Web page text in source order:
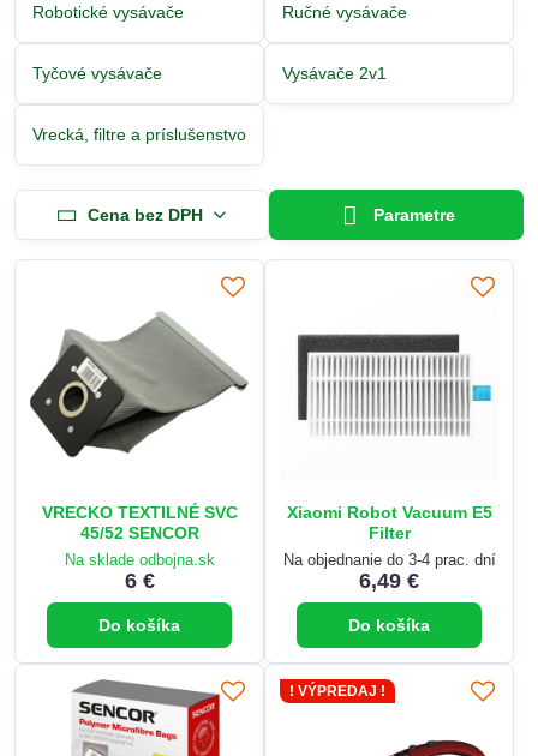
Robotické vysávače Ručné vysávače
Tyčové vysávače Vysávače 2v1
Vrecká, filtre a príslušenstvo
Cena bez DPH Parametre
VRECKO TEXTILNÉ SVC
45/52 SENCOR
Na sklade odbojna.sk
6 €
Do košíka
Xiaomi Robot Vacuum E5
Filter
Na objednanie do 3-4 prac. dní
6,49 €
Do košíka
! VÝPREDAJ !